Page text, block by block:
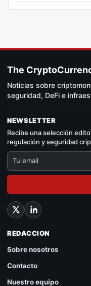
The
Noticias sobre
seguridad, DeFi e
NEWSLETTER
Recibe una selección
regulación y seguridad
REDACCION
Sobre nosotros
Contacto
Nuestro equipo